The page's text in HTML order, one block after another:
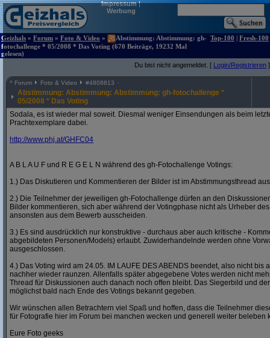
Impressum|
Werbung
Geizhals » Forum » Foto & Video »
Abstimmung: Abstimmung: gh-
fotochallenge * 05/2008 * Das Voting (670 Beiträge, 19232 Mal
gelesen)
Top-100 | Fresh-100
Du bist nicht angemeldet. [ Login/Registrieren ]
^ Forum Foto & Video #4808813
Abstimmung: Abstimmung: Abstimmung: gh-fotochallenge *
05/2008 * Das Voting
Sodala, es ist wieder mal soweit. Diesmal weniger Einsendungen als beim
Prachtexemplare dabei.
http://www.phj.at/GHFC04
A B L A U F und R E G E L N während des gh-Fotochallenge Votings:
1.) Das Diskutieren und Kommentieren der Bilder ist im Abstimmungsthread
2.) Die Teilnehmer der jeweiligen gh-Fotochallenge dürfen an den
Bilder kommentieren, sich aber während der Votingphase nicht als Urheber
ansonsten aus dem Bewerb ausscheiden.
3.) Es sind ausdrücklich nur konstruktive - durchaus aber auch kritische -
abgebildeten Personen/Models) erlaubt. Zuwiderhandelnde werden ohne
ausgeschlossen.
4.) Das Voting wird am 24.05. IM LAUFE DES ABENDS beendet, also nicht bis
nachher wieder raunzen. Allenfalls später abgegebene Votes werden nicht
Thread für Diskussionen auch danach noch offen bleibt. Das Siegerbild und
möglichst bald nach Ende des Votings bekannt gegeben.
Wir wünschen allen Betrachtern viel Spaß und hoffen, dass die Teilnehmer
für Fotografie hier im Forum bei manchen wecken und generell weiter beleben
Eure Foto geeks